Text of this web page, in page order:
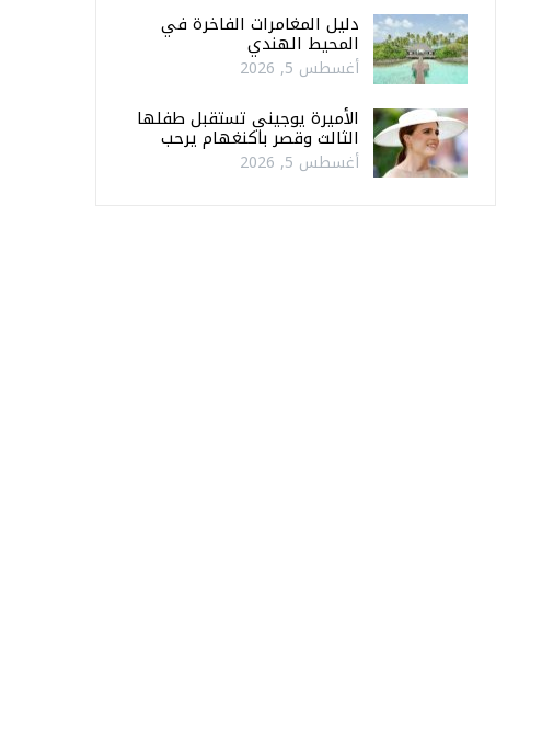
دليل المغامرات الفاخرة في
المحيط الهندي
أغسطس 5, 2026
الأميرة يوجيني تستقبل طفلها
الثالث وقصر باكنغهام يرحب
أغسطس 5, 2026